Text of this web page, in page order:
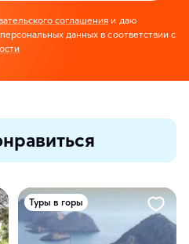
соглашения и даю
данных в соответствии с
Туры в горы